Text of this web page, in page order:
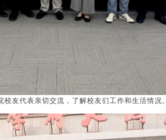
友代表亲切交流，了解校友们工作和生活情况。